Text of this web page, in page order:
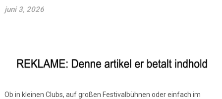
juni 3, 2026
Ob in kleinen Clubs, auf großen Festivalbühnen oder einfach im